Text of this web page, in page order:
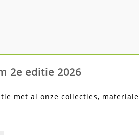
2e editie 2026
met al onze collecties,